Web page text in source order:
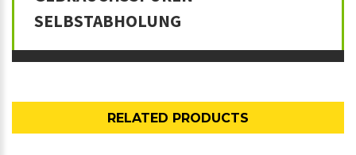
SELBSTABHOLUNG
RELATED PRODUCTS